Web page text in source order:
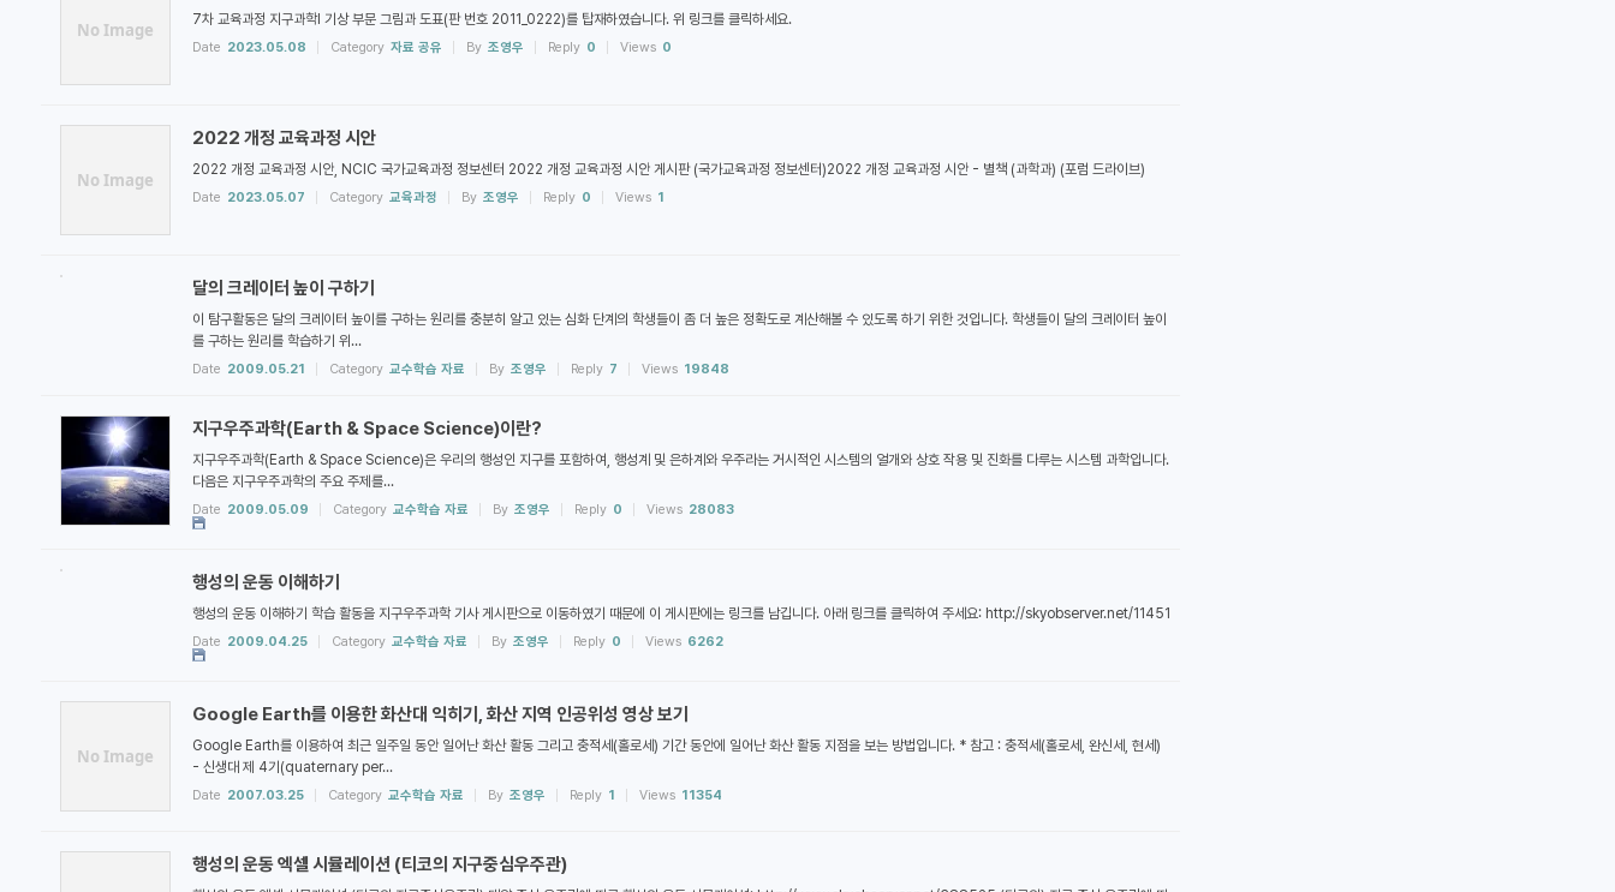
No Image 7차 교육과정 지구과학I 기상 부문 그림과 도표(판 번호 2011_0222)를 탑재하였습니다. 위 링크를 클릭하세요.
Date 2023.05.08 Category 자료 공유 By 조영우 Reply 0 Views 0
No Image
2022 개정 교육과정 시안
2022 개정 교육과정 시안, NCIC 국가교육과정 정보센터 2022 개정 교육과정 시안 게시판 (국가교육과정 정보센터)2022 개정 교육과정 시안 - 별책 (과학과) (포럼 드라이브)
Date 2023.05.07 Category 교육과정 By 조영우 Reply 0 Views 1
달의 크레이터 높이 구하기
이 탐구활동은 달의 크레이터 높이를 구하는 원리를 충분히 알고 있는 심화 단계의 학생들이 좀 더 높은 정확도로 계산해볼 수 있도록 하기 위한 것입니다. 학생들이 달의 크레이터 높이
를 구하는 원리를 학습하기 위...
Date 2009.05.21 Category 교수학습 자료 By 조영우 Reply 7 Views 19848
지구우주과학(Earth & Space Science)이란?
지구우주과학(Earth & Space Science)은 우리의 행성인 지구를 포함하여, 행성계 및 은하계와 우주라는 거시적인 시스템의 얼개와 상호 작용 및 진화를 다루는 시스템 과학입니다.
다음은 지구우주과학의 주요 주제를...
Date 2009.05.09 Category 교수학습 자료 By 조영우 Reply 0 Views 28083
행성의 운동 이해하기
행성의 운동 이해하기 학습 활동을 지구우주과학 기사 게시판으로 이동하였기 때문에 이 게시판에는 링크를 남깁니다. 아래 링크를 클릭하여 주세요: http://skyobserver.net/11451
Date 2009.04.25 Category 교수학습 자료 By 조영우 Reply 0 Views 6262
No Image
Google Earth를 이용한 화산대 익히기, 화산 지역 인공위성 영상 보기
Google Earth를 이용하여 최근 일주일 동안 일어난 화산 활동 그리고 충적세(홀로세) 기간 동안에 일어난 화산 활동 지점을 보는 방법입니다. * 참고 : 충적세(홀로세, 완신세, 현세)
- 신생대 제 4기(quaternary per...
Date 2007.03.25 Category 교수학습 자료 By 조영우 Reply 1 Views 11354
행성의 운동 엑셀 시뮬레이션 (티코의 지구중심우주관)